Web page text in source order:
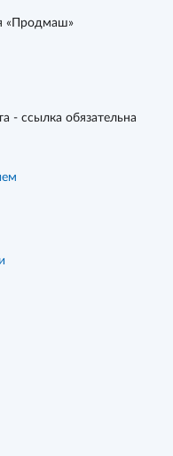
«Продмаш»
- ссылка обязательна